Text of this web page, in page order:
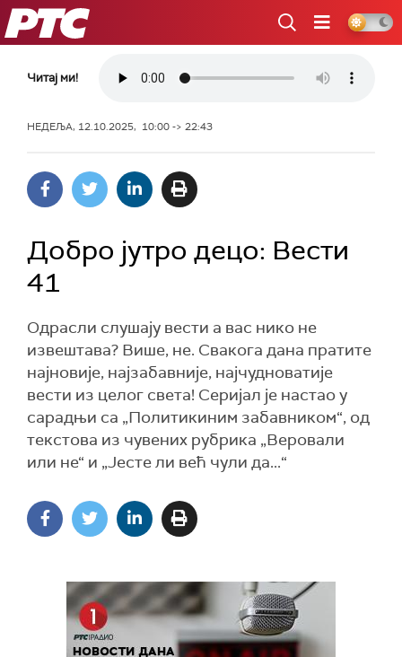
РТС
Читај ми!
НЕДЕЉА, 12.10.2025, 10:00 -> 22:43
Добро јутро децо: Вести
41
Одрасли слушају вести а вас нико не
извештава? Више, не. Свакога дана пратите
најновије, најзабавније, најчудноватије
вести из целог света! Серијал је настао у
сарадњи са „Политикиним забавником“, од
текстова из чувених рубрика „Веровали
или не“ и „Јесте ли већ чули да...“